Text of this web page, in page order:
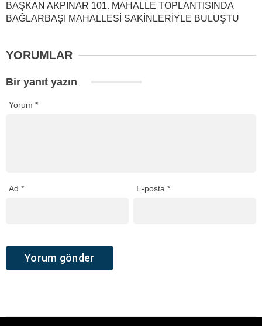
BAŞKAN AKPINAR 101. MAHALLE TOPLANTISINDA
BAĞLARBAŞI MAHALLESİ SAKİNLERİYLE BULUŞTU
YORUMLAR
Bir yanıt yazın
Yorum *
Ad * E-posta*